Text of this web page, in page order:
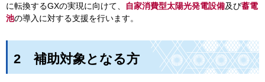
に転換するGXの実現に向けて、
自家消費型太陽光発電設備及び蓄電
池の導入に対する支援を行います。
2 補助対象となる方